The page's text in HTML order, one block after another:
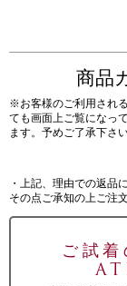
商品
※お客様のご利用され
ても画面上ご覧になっ
ます。予めご了承下さい
・上記、理由での返品
その点ご承知の上ご注
ご試